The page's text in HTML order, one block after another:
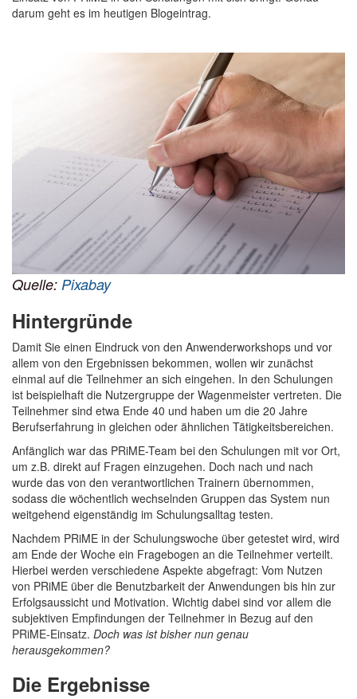
darum geht es im heutigen Blogeintrag.
Quelle: Pixabay
Hintergründe
Damit Sie einen Eindruck von den Anwenderworkshops und vor
allem von den Ergebnissen bekommen, wollen wir zunächst
einmal auf die Teilnehmer an sich eingehen. In den Schulungen
ist beispielhaft die Nutzergruppe der Wagenmeister vertreten. Die
Teilnehmer sind etwa Ende 40 und haben um die 20 Jahre
Berufserfahrung in gleichen oder ähnlichen Tätigkeitsbereichen.
Anfänglich war das PRiME-Team bei den Schulungen mit vor Ort,
um z.B. direkt auf Fragen einzugehen. Doch nach und nach
wurde das von den verantwortlichen Trainern übernommen,
sodass die wöchentlich wechselnden Gruppen das System nun
weitgehend eigenständig im Schulungsalltag testen.
Nachdem PRiME in der Schulungswoche über getestet wird, wird
am Ende der Woche ein Fragebogen an die Teilnehmer verteilt.
Hierbei werden verschiedene Aspekte abgefragt: Vom Nutzen
von PRiME über die Benutzbarkeit der Anwendungen bis hin zur
Erfolgsaussicht und Motivation. Wichtig dabei sind vor allem die
subjektiven Empfindungen der Teilnehmer in Bezug auf den
PRiME-Einsatz. Doch was ist bisher nun genau
herausgekommen?
Die Ergebnisse